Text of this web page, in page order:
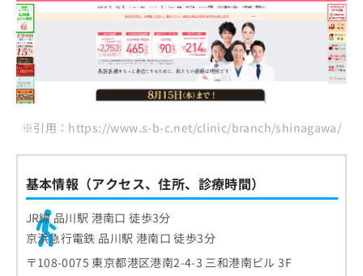
※引用：https://www.s-b-c.net/clinic/branch/shinagawa/
基本情報（アクセス、住所、診療時間）
JR線 品川駅 港南口 徒歩3分
京浜急行電鉄 品川駅 港南口 徒歩3分
〒108-0075 東京都港区港南2-4-3 三和港南ビル 3F